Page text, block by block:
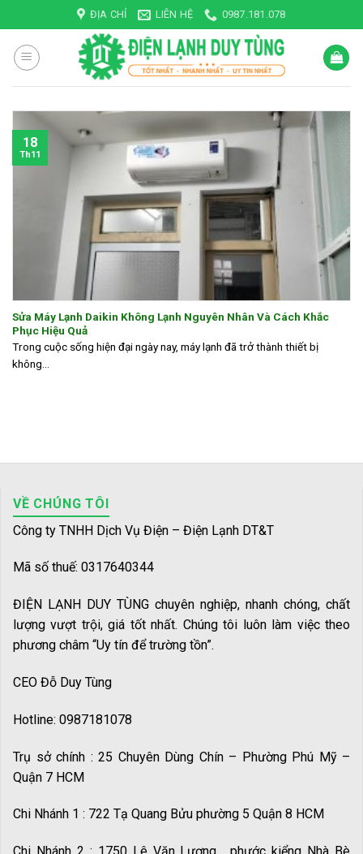
to
content
ĐỊA CHỈ LIÊN HỆ 0987.181.078
Sửa Máy Lạnh Daikin Không Lạnh Nguyên Nhân Và Cách Khắc
Phục Hiệu Quả
Trong cuộc sống hiện đại ngày nay, máy lạnh đã trở thành thiết bị
không...
18
Th11
VỀ CHÚNG TÔI
Công ty TNHH Dịch Vụ Điện – Điện Lạnh DT&T
Mã số thuế: 0317640344
ĐIỆN LẠNH DUY TÙNG chuyên nghiệp, nhanh chóng, chất
lượng vượt trội, giá tốt nhất. Chúng tôi luôn làm việc theo
phương châm “Uy tín để trường tồn”.
CEO Đỗ Duy Tùng
Hotline: 0987181078
Trụ sở chính : 25 Chuyên Dùng Chín – Phường Phú Mỹ –
Quận 7 HCM
Chi Nhánh 1 : 722 Tạ Quang Bửu phường 5 Quận 8 HCM